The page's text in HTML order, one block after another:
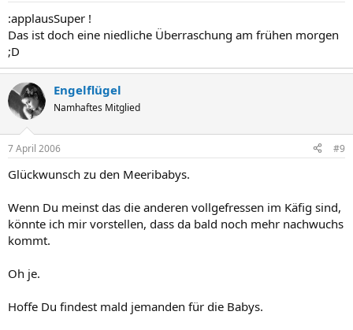
:applausSuper !
Das ist doch eine niedliche Überraschung am frühen morgen
;D
Engelflügel
Namhaftes Mitglied
7 April 2006 #9
Glückwunsch zu den Meeribabys.
Wenn Du meinst das die anderen vollgefressen im Käfig sind,
könnte ich mir vorstellen, dass da bald noch mehr nachwuchs
kommt.
Oh je.
Hoffe Du findest mald jemanden für die Babys.